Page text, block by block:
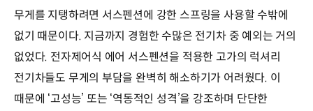
무게를 지탱하려면 서스펜션에 강한 스프링을 사용할 수밖에
없기 때문이다. 지금까지 경험한 수많은 전기차 중 예외는 거의
없었다. 전자제어식 에어 서스펜션을 적용한 고가의 럭셔리
전기차들도 무게의 부담을 완벽히 해소하기가 어려웠다. 이
때문에 ‘고성능’ 또는 ‘역동적인 성격’을 강조하며 단단한